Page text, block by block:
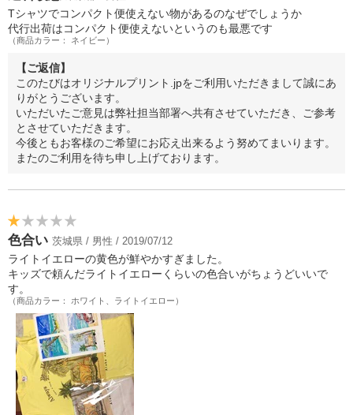
Tシャツでコンパクト便使えない物があるのなぜでしょうか
代行出荷はコンパクト便使えないというのも最悪です
（商品カラー： ネイビー）
【ご返信】
このたびはオリジナルプリント.jpをご利用いただきまして誠にあ
りがとうございます。
いただいたご意見は弊社担当部署へ共有させていただき、ご参考
とさせていただきます。
今後ともお客様のご希望にお応え出来るよう努めてまいります。
またのご利用を待ち申し上げております。
色合い 茨城県 / 男性 / 2019/07/12
ライトイエローの黄色が鮮やかすぎました。
キッズで頼んだライトイエローくらいの色合いがちょうどいいで
す。
（商品カラー： ホワイト、ライトイエロー）